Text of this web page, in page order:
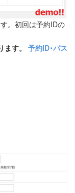
。初回は予約IDの
す。 予約ID･パス